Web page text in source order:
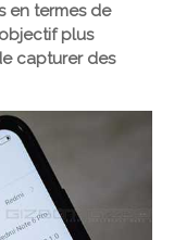
en termes de
plus
capturer des